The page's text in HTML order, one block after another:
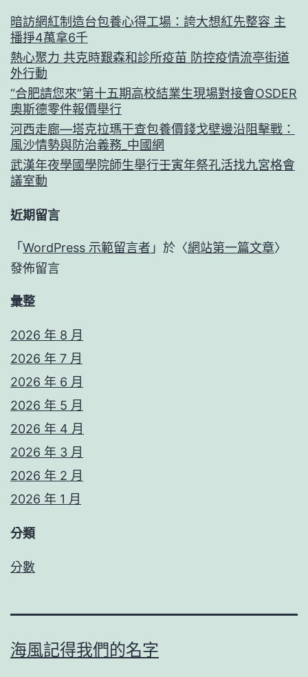
暗訪網紅制造台包養心得工場：誇大想紅先整容 主
播掙4萬拿6千
熱心聚力 共克時艱森和診所疫苗 防控疫情流亭街道
外行動
“合肥請您來”第十五期高校結業生現場對接會OSDER
奧斯德零件報價舉行
河西走廊—塔克拉瑪干查包養價錢戈壁邊沿阻擊戰：
風沙情勢與防治義務_中國網
武漢年夜學國學院師生舉行壬寅年祭孔活找九宮格會
議室動
近期留言
「 WordPress 示範留言者 」於〈網站第一篇文章〉
發佈留言
彙整
2026 年 8 月
2026 年 7 月
2026 年 6 月
2026 年 5 月
2026 年 4 月
2026 年 3 月
2026 年 2 月
2026 年 1 月
分類
分數
海風記得我們的名字